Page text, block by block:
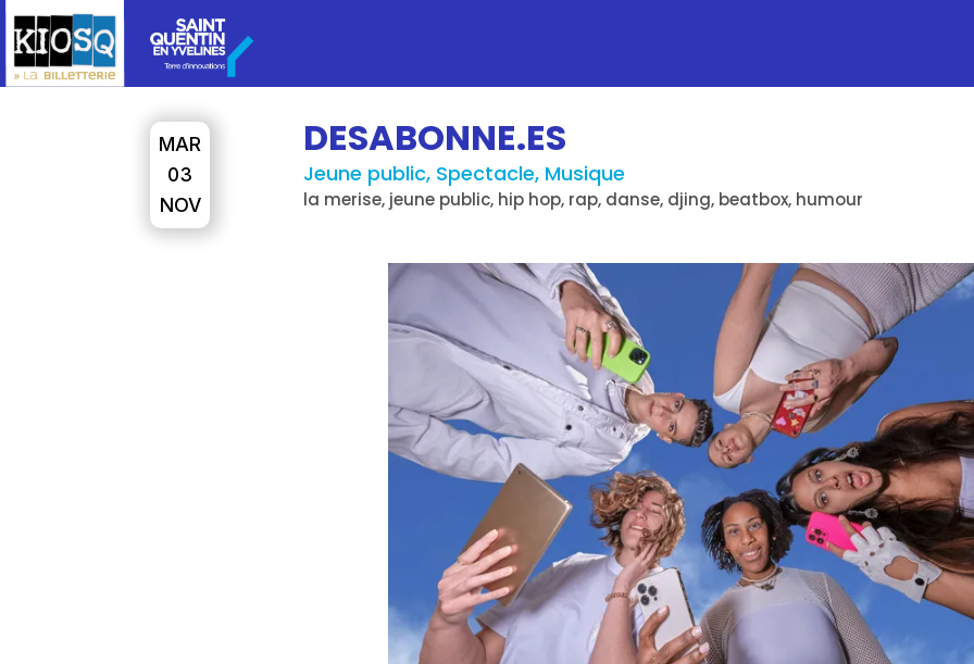
MAR
03
NOV
DESABONNE.ES
Jeune public, Spectacle, Musique
la merise, jeune public, hip hop, rap, danse, djing, beatbox, humour